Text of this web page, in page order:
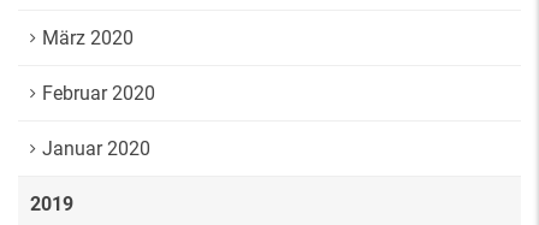
März 2020
Februar 2020
Januar 2020
2019